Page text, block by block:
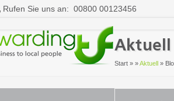
Rufen Sie uns an: 00800 00123456
Aktuell
Start » »Aktuell »